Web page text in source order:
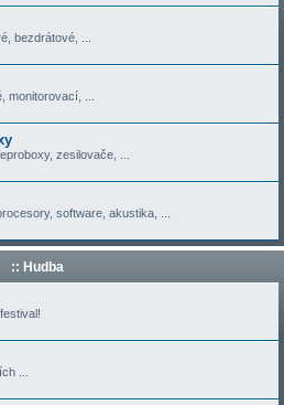
bezdrátové, ...
monitorovací, ...
zesilovače, ...
software, akustika, ...
:: Hudba
...